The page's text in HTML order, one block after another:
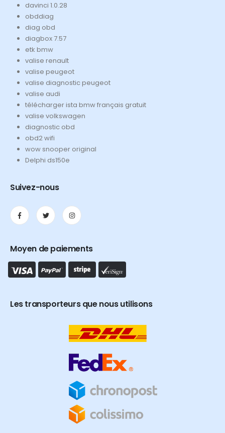
davinci 1.0.28
obddiag
diag obd
diagbox 7.57
etk bmw
valise renault
valise peugeot
valise diagnostic peugeot
valise audi
télécharger ista bmw français gratuit
valise volkswagen
diagnostic obd
obd2 wifi
wow snooper original
Delphi ds150e
Suivez-nous
Moyen de paiements
Les transporteurs que nous utilisons